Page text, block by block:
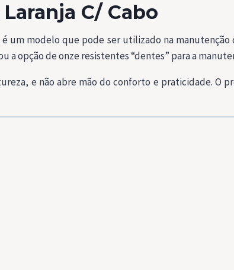
C/ Cabo
um modelo que pode ser utilizado na
a opção de onze resistentes “dentes” para a
e não abre mão do conforto e praticidade. O